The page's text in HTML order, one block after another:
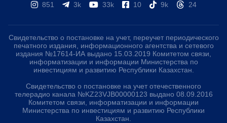
851 3k 33k 10 9k 24
Свидетельство о постановке на учет, переучет периодического
печатного издания, информационного агентства и сетевого
издания №17614-ИА выдано 15.03.2019 Комитетом связи,
информатизации и информации Министерства по
инвестициям и развитию Республики Казахстан.
Свидетельство о постановке на учет отечественного
телерадио канала №KZ23VJB00000123 выдано 08.09.2016
Комитетом связи, информатизации и информации
Министерства по инвестициям и развитию Республики
Казахстан.